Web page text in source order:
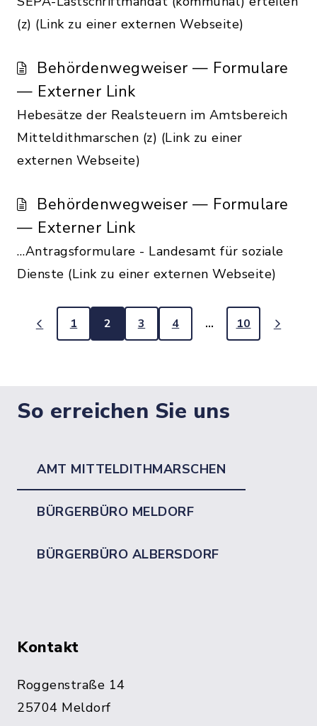
(z) (Link zu einer externen Webseite)
Behördenwegweiser — Formulare
— Externer Link
Hebesätze der Realsteuern im Amtsbereich
Mitteldithmarschen (z) (Link zu einer
externen Webseite)
Behördenwegweiser — Formulare
— Externer Link
…Antragsformulare - Landesamt für soziale
Dienste (Link zu einer externen Webseite)
1 2 3 4 … 10
So erreichen Sie uns
AMT MITTELDITHMARSCHEN
BÜRGERBÜRO MELDORF
BÜRGERBÜRO ALBERSDORF
Kontakt
Roggenstraße 14
25704 Meldorf